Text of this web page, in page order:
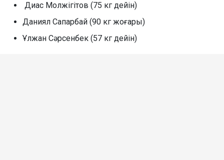
Диас Молжігітов (75 кг дейін)
Даниял Сапарбай (90 кг жоғары)
Ұлжан Сәрсенбек (57 кг дейін)